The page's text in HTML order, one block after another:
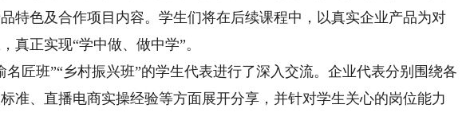
特色及合作项目内容。学生们将在后续课程中，以真实企业产品为对
真正实现“学中做、做中学”。
班”“乡村振兴班”的学生代表进行了深入交流。企业代表分别围绕各
准、直播电商实操经验等方面展开分享，并针对学生关心的岗位能力